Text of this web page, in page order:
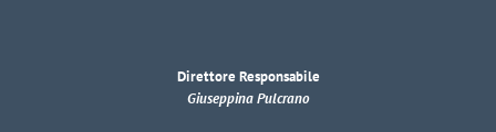
Direttore Responsabile
Giuseppina Pulcrano